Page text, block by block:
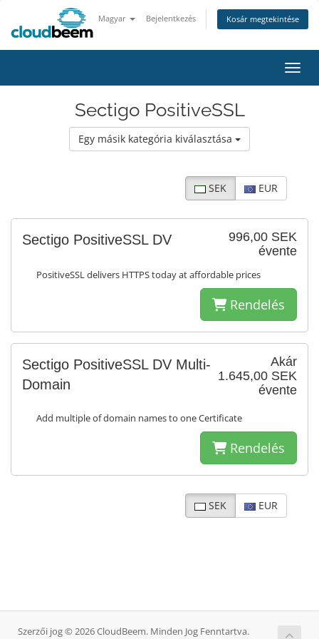
Magyar Bejelentkezés Kosár megtekintése
Sectigo PositiveSSL
Egy másik kategória kiválasztása
SEK EUR
996,00 SEK
évente
Sectigo PositiveSSL DV
PositiveSSL delivers HTTPS today at affordable prices
Rendelés
Akár
1.645,00 SEK
évente
Sectigo PositiveSSL DV Multi-
Domain
Add multiple of domain names to one Certificate
Rendelés
SEK EUR
Szerzői jog © 2026 CloudBeem. Minden Jog Fenntartva.